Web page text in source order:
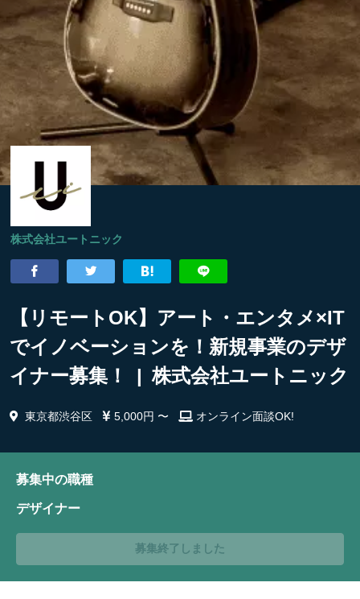
株式会社ユートニック
【リモートOK】アート・エンタメ×IT
でイノベーションを！新規事業のデザ
イナー募集！ | 株式会社ユートニック
東京都渋谷区 5,000円 〜 オンライン面談OK!
募集中の職種
デザイナー
募集終了しました